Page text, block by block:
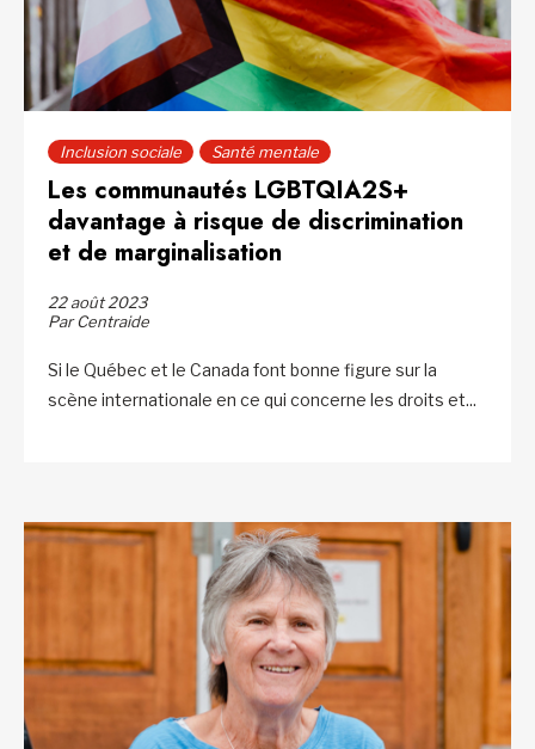
Inclusion sociale Santé mentale
Les communautés LGBTQIA2S+
davantage à risque de discrimination
et de marginalisation
22 août 2023
Par Centraide
Si le Québec et le Canada font bonne figure sur la
scène internationale en ce qui concerne les droits et...